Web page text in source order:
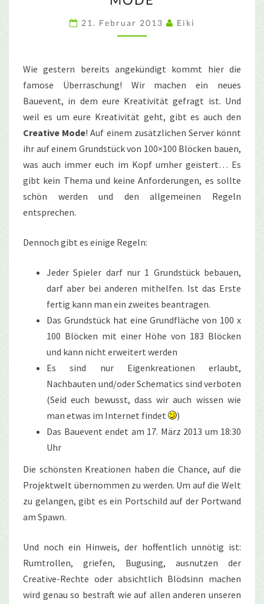
CREATIVE
MODE
21. Februar 2013 Eiki
Wie gestern bereits angekündigt kommt hier die
famose Überraschung! Wir machen ein neues
Bauevent, in dem eure Kreativität gefragt ist. Und
weil es um eure Kreativität geht, gibt es auch den
Creative Mode! Auf einem zusätzlichen Server könnt
ihr auf einem Grundstück von 100×100 Blöcken bauen,
was auch immer euch im Kopf umher geistert… Es
gibt kein Thema und keine Anforderungen, es sollte
schön werden und den allgemeinen Regeln
entsprechen.
Dennoch gibt es einige Regeln:
Jeder Spieler darf nur 1 Grundstück bebauen,
darf aber bei anderen mithelfen. Ist das Erste
fertig kann man ein zweites beantragen.
Das Grundstück hat eine Grundfläche von 100 x
100 Blöcken mit einer Höhe von 183 Blöcken
und kann nicht erweitert werden
Es sind nur Eigenkreationen erlaubt,
Nachbauten und/oder Schematics sind verboten
(Seid euch bewusst, dass wir auch wissen wie
man etwas im Internet findet
)
Das Bauevent endet am 17. März 2013 um 18:30
Uhr
Die schönsten Kreationen haben die Chance, auf die
Projektwelt übernommen zu werden. Um auf die Welt
zu gelangen, gibt es ein Portschild auf der Portwand
am Spawn.
Und noch ein Hinweis, der hoffentlich unnötig ist:
Rumtrollen, griefen, Bugusing, ausnutzen der
Creative-Rechte oder absichtlich Blödsinn machen
wird genau so bestraft wie auf allen anderen unseren